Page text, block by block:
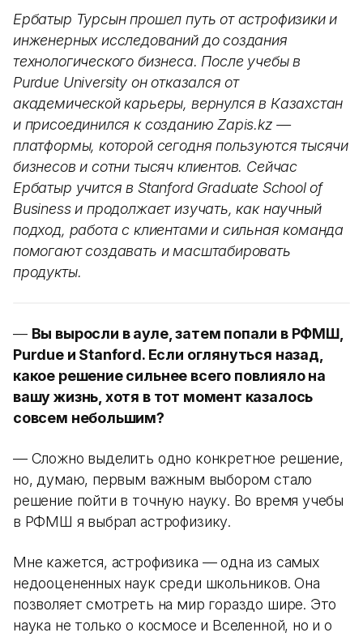
Ербатыр Турсын прошел путь от астрофизики и
инженерных исследований до создания
технологического бизнеса. После учебы в
Purdue University он отказался от
академической карьеры, вернулся в Казахстан
и присоединился к созданию Zapis.kz —
платформы, которой сегодня пользуются тысячи
бизнесов и сотни тысяч клиентов. Сейчас
Ербатыр учится в Stanford Graduate School of
Business и продолжает изучать, как научный
подход, работа с клиентами и сильная команда
помогают создавать и масштабировать
продукты.
— Вы выросли в ауле, затем попали в РФМШ,
Purdue и Stanford. Если оглянуться назад,
какое решение сильнее всего повлияло на
вашу жизнь, хотя в тот момент казалось
совсем небольшим?
— Сложно выделить одно конкретное решение,
но, думаю, первым важным выбором стало
решение пойти в точную науку. Во время учебы
в РФМШ я выбрал астрофизику.
Мне кажется, астрофизика — одна из самых
недооцененных наук среди школьников. Она
позволяет смотреть на мир гораздо шире. Это
наука не только о космосе и Вселенной, но и о